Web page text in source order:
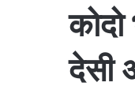
देसी